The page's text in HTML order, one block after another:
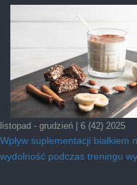
listopad - grudzień | 6 (42) 2025
Wpływ suplementacji białkiem
wydolność podczas treningu